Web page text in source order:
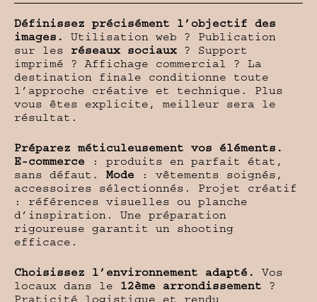
Définissez précisément l’objectif des
images.
Utilisation web ? Publication
sur les réseaux sociaux ? Support
imprimé ? Affichage commercial ? La
destination finale conditionne toute
l’approche créative et technique. Plus
vous êtes explicite, meilleur sera le
résultat.
Préparez méticuleusement vos éléments.
E-commerce : produits en parfait état,
sans défaut. Mode : vêtements soignés,
accessoires sélectionnés. Projet créatif
: références visuelles ou planche
d’inspiration. Une préparation
rigoureuse garantit un shooting
efficace.
Choisissez l’environnement adapté.
Vos
locaux dans le 12ème arrondissement ?